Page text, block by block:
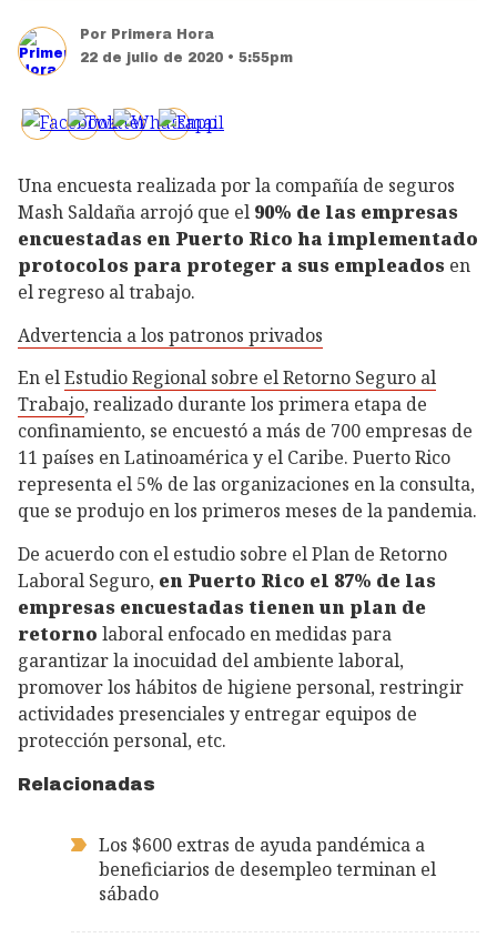
Por Primera Hora
22 de julio de 2020 • 5:55pm
Una encuesta realizada por la compañía de seguros
Mash Saldaña arrojó que el 90% de las empresas
encuestadas en Puerto Rico ha implementado
protocolos para proteger a sus empleados en
el regreso al trabajo.
Advertencia a los patronos privados
En elEstudio Regional sobre el Retorno Seguro al
Trabajo, realizado durante los primera etapa de
confinamiento, se encuestó a más de 700 empresas de
11 países en Latinoamérica y el Caribe. Puerto Rico
representa el 5% de las organizaciones en la consulta,
que se produjo en los primeros meses de la pandemia.
De acuerdo con el estudio sobre el Plan de Retorno
Laboral Seguro, en Puerto Rico el 87% de las
empresas encuestadas tienen un plan de
retorno laboral enfocado en medidas para
garantizar la inocuidad del ambiente laboral,
promover los hábitos de higiene personal, restringir
actividades presenciales y entregar equipos de
protección personal, etc.
Relacionadas
Los $600 extras de ayuda pandémica a
beneficiarios de desempleo terminan el
sábado